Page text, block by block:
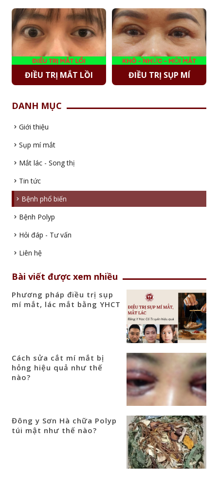
ĐIỀU TRỊ MẮT LỒI ĐIỀU TRỊ SỤP MÍ
DANH MỤC
Giới thiệu
Sụp mí mắt
Mắt lác - Song thị
Tin tức
Bệnh phổ biến
Bệnh Polyp
Hỏi đáp - Tư vấn
Liên hệ
Bài viết được xem nhiều
Phương pháp điều trị sụp
mí mắt, lác mắt bằng YHCT
Cách sửa cắt mí mắt bị
hỏng hiệu quả như thế
nào?
Đông y Sơn Hà chữa Polyp
túi mật như thế nào?